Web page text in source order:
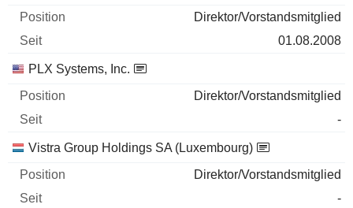
Direktor/Vorstandsmitglied
01.08.2008
PLX Systems, Inc.
Direktor/Vorstandsmitglied
-
Vistra Group Holdings SA (Luxembourg)
Direktor/Vorstandsmitglied
-